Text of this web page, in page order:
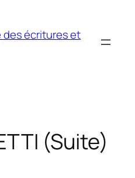
des écritures et
(Suite)